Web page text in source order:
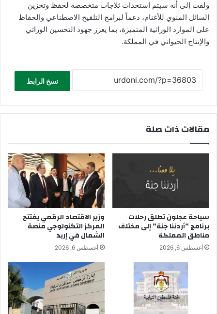
ولفت إلى أنه سيتم استحداث ثلاجات متخصصة لحفظ وتخزين
السائل المنوي للأغنام، دعماً لبرامج التلقيح الاصطناعي والحفاظ
على الموارد الوراثية المتميزة، بما يعزز جهود التحسين الوراثي
والإنتاج الحيواني في المملكة.
نسخ الرابط
مقالات ذات صلة
سياحة عجلون تطلق رحلات
برنامج “أردننا جنة” إلى مختلف
مناطق المملكة
أغسطس 6, 2026
وزير الاقتصاد الرقمي يفتتح
المركز التكنولوجي منصة
الشمال في إربد
أغسطس 6, 2026